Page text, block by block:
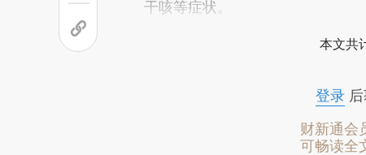
干咳等症状。
本文共
登录后
财新通会
可畅读全